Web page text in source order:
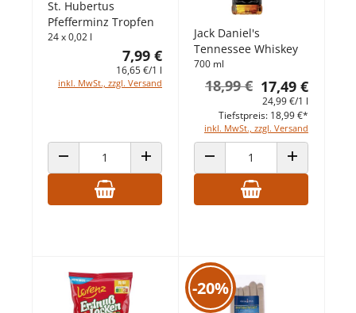
St. Hubertus
Pfefferminz Tropfen
24 x 0,02 l
7,99 €
16,65 €/1 l
inkl. MwSt., zzgl. Versand
ANZAHL VERRINGERNANZAHL ERHÖHEN
Jack Daniel's
Tennessee Whiskey
700 ml
17,49 €
18,99 €
24,99 €/1 l
inkl. MwSt., zzgl. Versand
Tiefstpreis: 18,99 €*
ANZAHL VERRINGERNANZAHL
-20%